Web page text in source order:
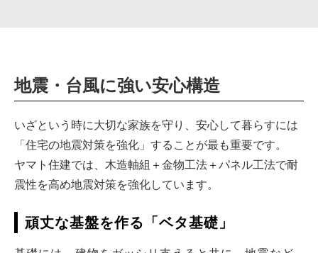
地震・台風に強い安心構造
いざという時に大切な家族を守り、安心して暮らすには
「住宅の地震対策を強化」することが最も重要です。
ヤマト住建では、木造軸組＋金物工法＋パネル工法で耐
震性を高め地震対策を強化しています。
頑丈な基盤を作る「ベタ基礎」